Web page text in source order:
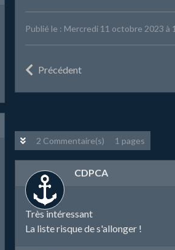
Publié le : Mercredi 11 octobre 2023 à
Précédent
2 Commentaire(s) 1 pages
CDPCA
Très intéressant
La liste risque de s'allonger !